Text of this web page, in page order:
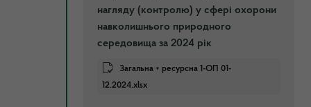
нагляду (контролю) у сфері охорони
навколишнього природного
середовища за 2024 рік
Загальна + ресурсна 1-ОП 01-
12.2024.xlsx